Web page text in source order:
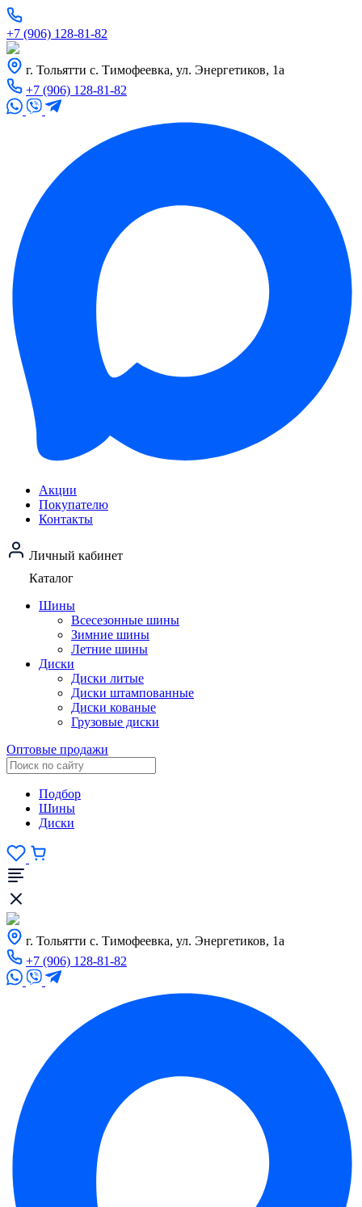
+7 (906) 128-81-82
г. Тольятти с. Тимофеевка, ул. Энергетиков, 1а
+7 (906) 128-81-82
Акции
Покупателю
Контакты
Личный кабинет
Каталог
Шины
Всесезонные шины
Зимние шины
Летние шины
Диски
Диски литые
Диски штампованные
Диски кованые
Грузовые диски
Оптовые продажи
Подбор
Шины
Диски
г. Тольятти с. Тимофеевка, ул. Энергетиков, 1а
+7 (906) 128-81-82